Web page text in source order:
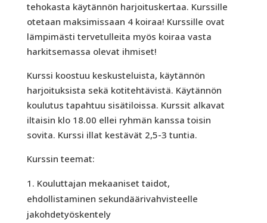
tehokasta käytännön harjoituskertaa. Kurssille
otetaan maksimissaan 4 koiraa! Kurssille ovat
lämpimästi tervetulleita myös koiraa vasta
harkitsemassa olevat ihmiset!
Kurssi koostuu keskusteluista, käytännön
harjoituksista sekä kotitehtävistä. Käytännön
koulutus tapahtuu sisätiloissa. Kurssit alkavat
iltaisin klo 18.00 ellei ryhmän kanssa toisin
sovita. Kurssi illat kestävät 2,5-3 tuntia.
Kurssin teemat:
Kouluttajan mekaaniset taidot,
ehdollistaminen sekundäärivahvisteelle
jakohdetyöskentely